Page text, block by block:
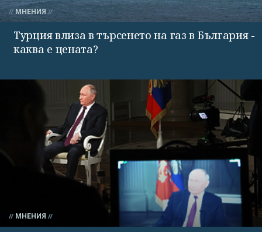
МНЕНИЯ
Турция влиза в търсенето на газ в България -
каква е цената?
МНЕНИЯ